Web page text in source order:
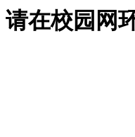
请在校园网